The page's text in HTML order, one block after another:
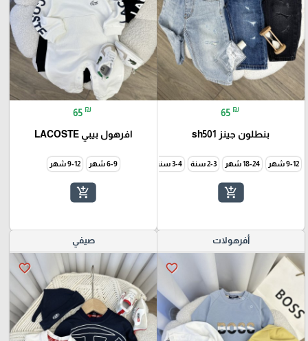
65 ₪
بنطلون جينز sh501
9-12 شهر 18-24 شهر ‏2-3 سنة 3-4 سنة
add_shopping_cart
65 ₪
افرهول بيبي LACOSTE
6-9 شهر 9-12 شهر
add_shopping_cart
أفرهولات
favorite_border
صيفي
favorite_border